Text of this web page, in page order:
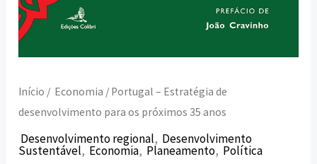
Início / Economia / Portugal – Estratégia de
desenvolvimento para os próximos 35 anos
Desenvolvimento regional, Desenvolvimento
Sustentável, Economia, Planeamento, Política